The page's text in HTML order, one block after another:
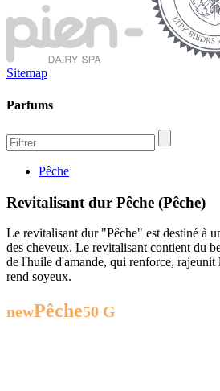
Sitemap
Parfums
Pêche
Revitalisant dur Pêche (Pêche)
Le revitalisant dur "Pêche" est destiné à
des cheveux. Le revitalisant contient du
de l'huile d'amande, qui renforce, rajeunit
rend soyeux.
newPêche50 G